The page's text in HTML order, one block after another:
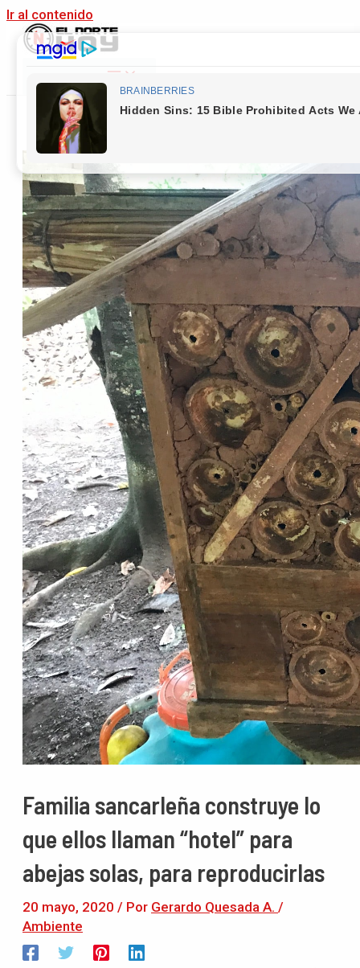
Ir al contenido
Main Menu
Familia sancarleña construye lo
que ellos llaman “hotel” para
abejas solas, para reproducirlas
20 mayo, 2020 / Por Gerardo Quesada A. /
Ambiente